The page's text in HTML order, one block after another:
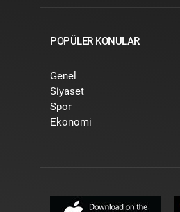
POPÜLER KONULAR
Genel
Siyaset
Spor
Ekonomi